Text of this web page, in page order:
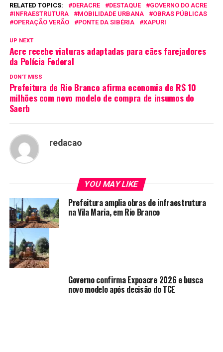
RELATED TOPICS: DERACRE DESTAQUE
GOVERNO DO ACRE
INFRAESTRUTURA
MOBILIDADE URBANA
OBRAS PÚBLICAS
OPERAÇÃO VERÃO
PONTE DA SIBÉRIA XAPURI
UP NEXT
Acre recebe viaturas adaptadas para cães farejadores
da Polícia Federal
DON'T MISS
Prefeitura de Rio Branco afirma economia de R$ 10
milhões com novo modelo de compra de insumos do
Saerb
redacao
YOU MAY LIKE
Prefeitura amplia obras de infraestrutura
na Vila Maria, em Rio Branco
Governo confirma Expoacre 2026 e busca
novo modelo após decisão do TCE